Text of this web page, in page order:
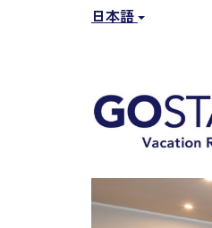
日本語